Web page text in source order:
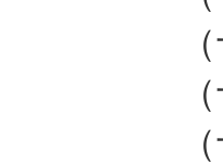
（十
（十
（十